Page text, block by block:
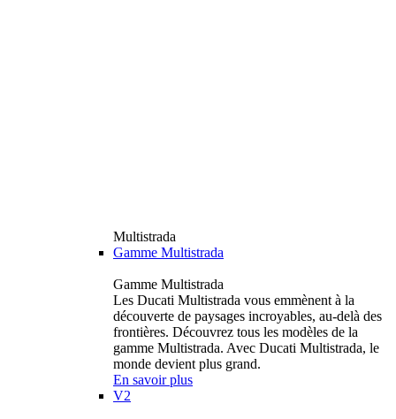
Multistrada
Gamme Multistrada
Gamme Multistrada
Les Ducati Multistrada vous emmènent à la
découverte de paysages incroyables, au-delà des
frontières. Découvrez tous les modèles de la
gamme Multistrada. Avec Ducati Multistrada, le
monde devient plus grand.
En savoir plus
V2